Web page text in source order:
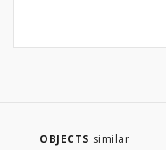
OBJECTS similar